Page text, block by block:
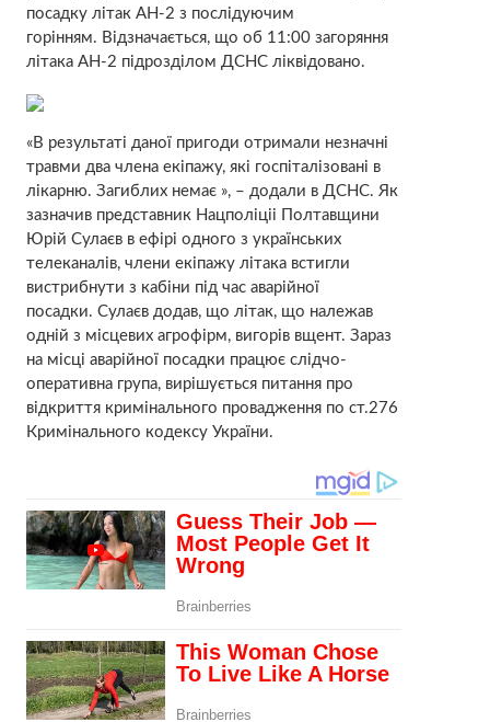
посадку літак АН-2 з послідуючим
горінням. Відзначається, що об 11:00 загоряння
літака АН-2 підрозділом ДСНС ліквідовано.
«В результаті даної пригоди отримали незначні
травми два члена екіпажу, які госпіталізовані в
лікарню. Загиблих немає », – додали в ДСНС. Як
зазначив представник Нацполіціі Полтавщини
Юрій Сулаєв в ефірі одного з українських
телеканалів, члени екіпажу літака встигли
вистрибнути з кабіни під час аварійної
посадки. Сулаєв додав, що літак, що належав
одній з місцевих агрофірм, вигорів вщент. Зараз
на місці аварійної посадки працює слідчо-
оперативна група, вирішується питання про
відкриття кримінального провадження по ст.276
Кримінального кодексу України.